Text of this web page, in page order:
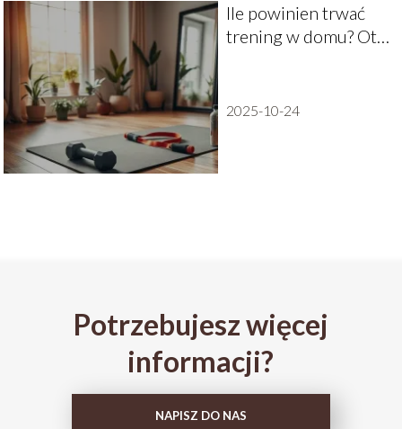
Ile powinien trwać
trening w domu? Oto
2025-10-24
Potrzebujesz więcej
informacji?
NAPISZ DO NAS